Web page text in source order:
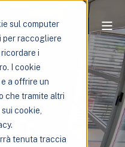
sul computer
per raccogliere
i
I cookie
a offrire un
che tramite altri
cookie,
tenuta traccia